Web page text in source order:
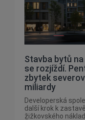
Stavba bytů
se rozjíždí.
zbytek
miliardy
Developerská
další krok k
žižkovského